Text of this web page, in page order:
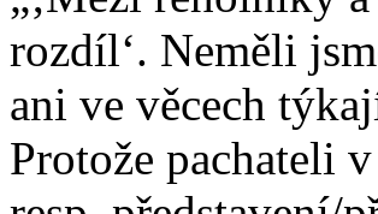
rozdíl‘. Neměli
ani ve věcech
Protože pachateli